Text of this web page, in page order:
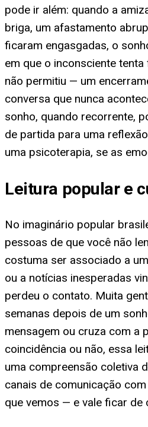
pode ir além: quando a
briga, um afastamento
ficaram engasgadas, o
em que o inconsciente
não permitiu — um
conversa que nunca
sonho, quando recorrente,
de partida para uma
uma psicoterapia, se as
Leitura popular e
No imaginário popular
pessoas de que você não
costuma ser associado a
ou a notícias inesperadas
perdeu o contato. Muita
semanas depois de um
mensagem ou cruza com a
coincidência ou não, essa
uma compreensão coletiva
canais de comunicação
que vemos — e vale ficar de